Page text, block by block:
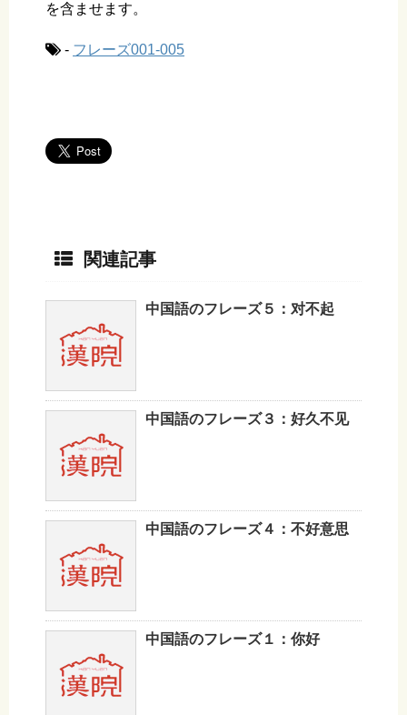
を含ませます。
- フレーズ001-005
関連記事
中国語のフレーズ５：对不起
中国語のフレーズ３：好久不见
中国語のフレーズ４：不好意思
中国語のフレーズ１：你好